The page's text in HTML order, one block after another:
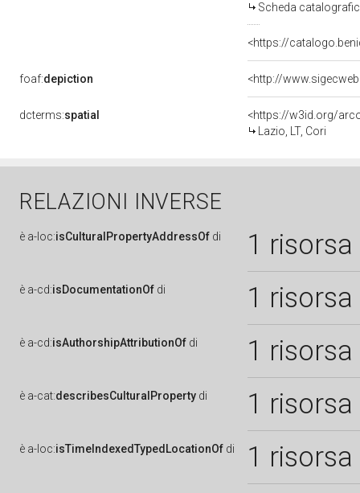
Scheda
<https://
foaf:depiction
dcterms:spatial
<https://w3id.org/
Lazio, LT, Cori
RELAZIONI INVERSE
è a-loc:isCulturalPropertyAddressOf di 1 risorsa
è a-cd:isDocumentationOf di 1 risorsa
è a-cd:isAuthorshipAttributionOf di 1 risorsa
è a-cat:describesCulturalProperty di 1 risorsa
è a-loc:isTimeIndexedTypedLocationOf di 1 risorsa